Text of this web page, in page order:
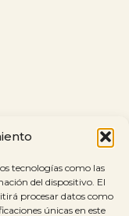
tecnologías como las
del dispositivo. El
procesar datos como
únicas en este